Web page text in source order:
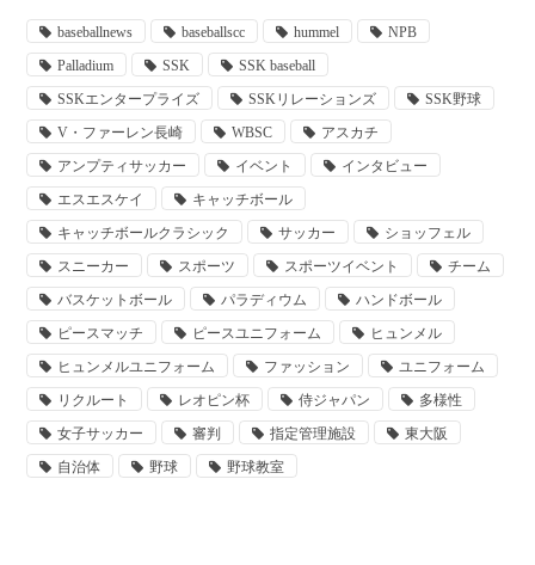
baseballnews baseballscc hummel
NPB
Palladium
SSK
SSK baseball
SSKエンタープライズ
SSKリレーションズ
SSK野球
V・ファーレン長崎
WBSC
アスカチ
アンプティサッカー
イベント
インタビュー
エスエスケイ
キャッチボール
キャッチボールクラシック
サッカー
ショッフェル
スニーカー
スポーツ スポーツイベント
チーム
バスケットボール
パラディウム
ハンドボール
ピースマッチ
ピースユニフォーム
ヒュンメル
ヒュンメルユニフォーム
ファッション
ユニフォーム
リクルート
レオピン杯 侍ジャパン
多様性
女子サッカー
審判 指定管理施設
東大阪
自治体
野球 野球教室